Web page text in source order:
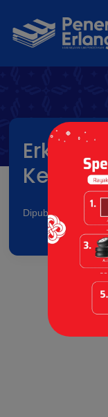
Erklika
Kelas 5
Dipublikasikan